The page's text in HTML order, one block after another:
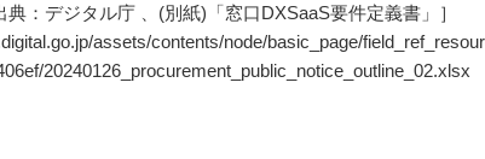
典：デジタル庁 、(別紙)「窓口DXSaaS要件定義書」］
assets/contents/node/basic_page/
20240126_procurement_public_notice_outline_02.xlsx